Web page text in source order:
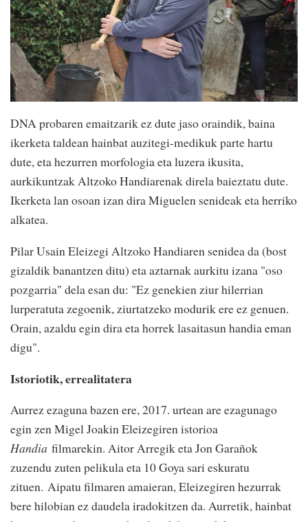
DNA probaren emaitzarik ez dute jaso oraindik, baina
ikerketa taldean hainbat auzitegi-medikuk parte hartu
dute, eta hezurren morfologia eta luzera ikusita,
aurkikuntzak Altzoko Handiarenak direla baieztatu dute.
Ikerketa lan osoan izan dira Miguelen senideak eta herriko
alkatea.
Pilar Usain Eleizegi Altzoko Handiaren senidea da (bost
gizaldik banantzen ditu) eta aztarnak aurkitu izana "oso
pozgarria" dela esan du: "Ez genekien ziur hilerrian
lurperatuta zegoenik, ziurtatzeko modurik ere ez genuen.
Orain, azaldu egin dira eta horrek lasaitasun handia eman
digu".
Istoriotik, errealitatera
Aurrez ezaguna bazen ere, 2017. urtean are ezagunago
egin zen Migel Joakin Eleizegiren istorioa
Handia filmarekin. Aitor Arregik eta Jon Garañok
zuzendu zuten pelikula eta 10 Goya sari eskuratu
zituen. Aipatu filmaren amaieran, Eleizegiren hezurrak
bere hilobian ez daudela iradokitzen da. Aurretik, hainbat